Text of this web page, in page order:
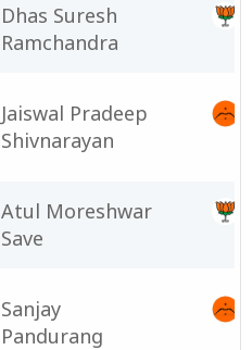
Dhas Suresh
Ramchandra
Jaiswal Pradeep
Shivnarayan
Atul Moreshwar
Save
Sanjay
Pandurang